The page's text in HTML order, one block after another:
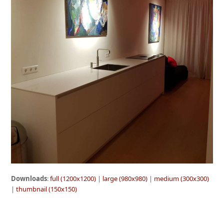
Downloads:full (1200x1200) | large (980x980) | medium (300x300)
|thumbnail (150x150)